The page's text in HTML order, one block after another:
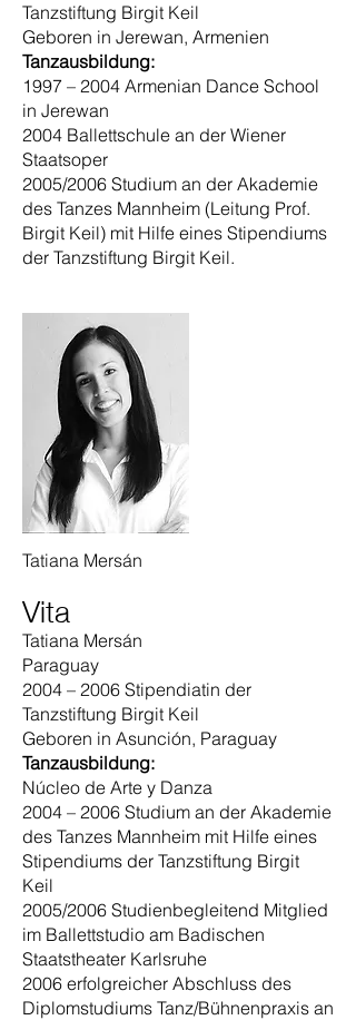
Tanzstiftung Birgit Keil
Geboren in Jerewan, Armenien
Tanzausbildung:
1997 – 2004 Armenian Dance School
in Jerewan
2004 Ballettschule an der Wiener
Staatsoper
2005/2006 Studium an der Akademie
des Tanzes Mannheim (Leitung Prof.
Birgit Keil) mit Hilfe eines Stipendiums
der Tanzstiftung Birgit Keil.
Tatiana Mersán
Vita
Tatiana Mersán
Paraguay
2004 – 2006 Stipendiatin der
Tanzstiftung Birgit Keil
Geboren in Asunción, Paraguay
Tanzausbildung:
Núcleo de Arte y Danza
2004 – 2006 Studium an der Akademie
des Tanzes Mannheim mit Hilfe eines
Stipendiums der Tanzstiftung Birgit
Keil
2005/2006 Studienbegleitend Mitglied
im Ballettstudio am Badischen
Staatstheater Karlsruhe
2006 erfolgreicher Abschluss des
Diplomstudiums Tanz/Bühnenpraxis an